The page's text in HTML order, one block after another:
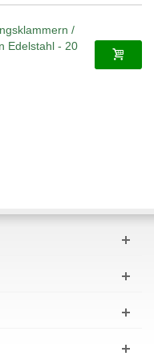
/
Edelstahl - 20